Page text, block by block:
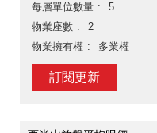
每層單位數量
5
物業座數
2
物業擁有權
多業權
訂閱更新